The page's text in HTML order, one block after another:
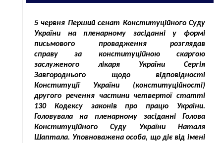
5 червня Перший сенат Конституційного Суду
України на пленарному засіданні у формі
письмового провадження розглядав
справу за конституційною скаргою
заслуженого лікаря України Сергія
Завгороднього щодо відповідності
Конституції України (конституційності)
другого речення частини четвертої статті
130 Кодексу законів про працю України.
Головувала на пленарному засіданні Голова
Конституційного Суду України Наталя
Шаптала. Уповноважена особа, що діє від імені